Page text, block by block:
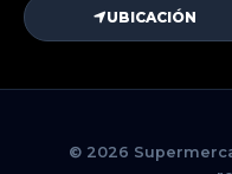
UBICACIÓN
© 2026